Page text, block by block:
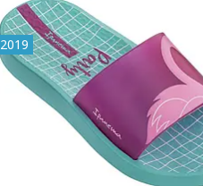
2019